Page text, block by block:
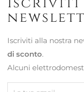
Iscriviti alla nostra
di sconto.
Alcuni